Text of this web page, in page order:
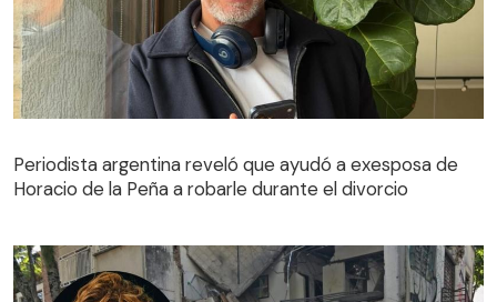
Periodista argentina reveló que ayudó a exesposa de
Horacio de la Peña a robarle durante el divorcio